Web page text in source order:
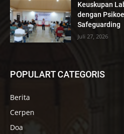
Keuskupan
dengan
Safeguarding
Juli 27, 2026
POPULART CATEGORIS
Berita
Cerpen
Doa